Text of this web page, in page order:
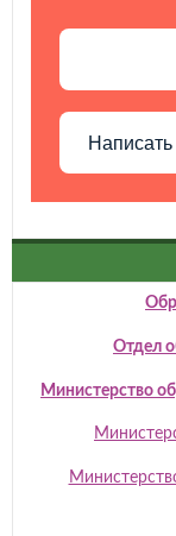
Отдел
Министерство